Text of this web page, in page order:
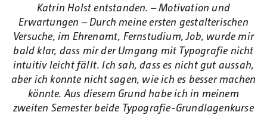
Katrin Holst entstanden. – Motivation und
Erwartungen – Durch meine ersten gestalterischen
Versuche, im Ehrenamt, Fernstudium, Job, wurde mir
bald klar, dass mir der Umgang mit Typografie nicht
intuitiv leicht fällt. Ich sah, dass es nicht gut aussah,
aber ich konnte nicht sagen, wie ich es besser machen
könnte. Aus diesem Grund habe ich in meinem
zweiten Semester beide Typografie-Grundlagenkurse